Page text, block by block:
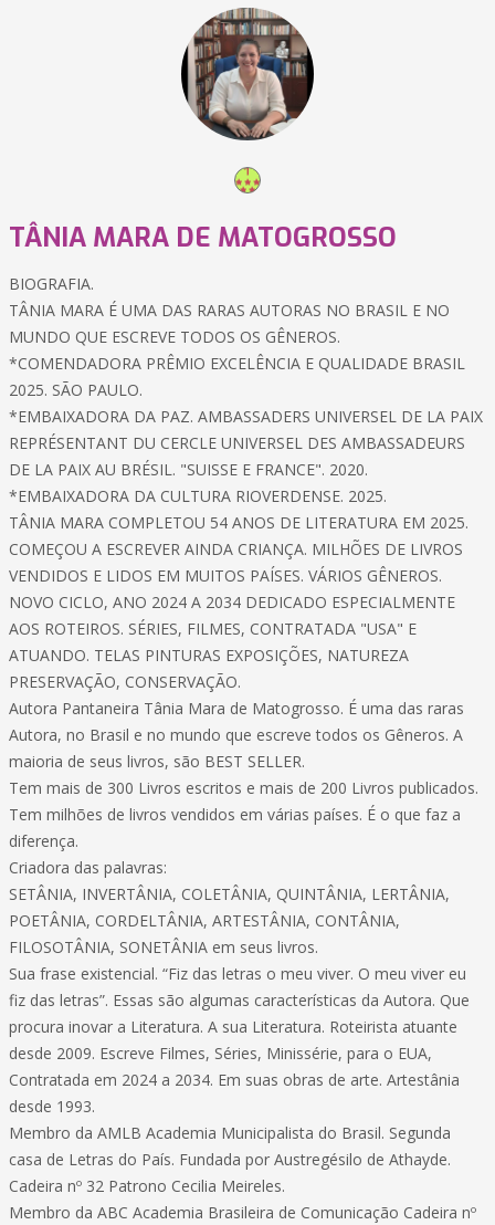
TÂNIA MARA DE MATOGROSSO
BIOGRAFIA.
TÂNIA MARA É UMA DAS RARAS AUTORAS NO BRASIL E NO
MUNDO QUE ESCREVE TODOS OS GÊNEROS.
*COMENDADORA PRÊMIO EXCELÊNCIA E QUALIDADE BRASIL
2025. SÃO PAULO.
*EMBAIXADORA DA PAZ. AMBASSADERS UNIVERSEL DE LA PAIX
REPRÉSENTANT DU CERCLE UNIVERSEL DES AMBASSADEURS
DE LA PAIX AU BRÉSIL. "SUISSE E FRANCE". 2020.
*EMBAIXADORA DA CULTURA RIOVERDENSE. 2025.
TÂNIA MARA COMPLETOU 54 ANOS DE LITERATURA EM 2025.
COMEÇOU A ESCREVER AINDA CRIANÇA. MILHÕES DE LIVROS
VENDIDOS E LIDOS EM MUITOS PAÍSES. VÁRIOS GÊNEROS.
NOVO CICLO, ANO 2024 A 2034 DEDICADO ESPECIALMENTE
AOS ROTEIROS. SÉRIES, FILMES, CONTRATADA "USA" E
ATUANDO. TELAS PINTURAS EXPOSIÇÕES, NATUREZA
PRESERVAÇÃO, CONSERVAÇÃO.
Autora Pantaneira Tânia Mara de Matogrosso. É uma das raras
Autora, no Brasil e no mundo que escreve todos os Gêneros. A
maioria de seus livros, são BEST SELLER.
Tem mais de 300 Livros escritos e mais de 200 Livros publicados.
Tem milhões de livros vendidos em várias países. É o que faz a
diferença.
Criadora das palavras:
SETÂNIA, INVERTÂNIA, COLETÂNIA, QUINTÂNIA, LERTÂNIA,
POETÂNIA, CORDELTÂNIA, ARTESTÂNIA, CONTÂNIA,
FILOSOTÂNIA, SONETÂNIA em seus livros.
Sua frase existencial. “Fiz das letras o meu viver. O meu viver eu
fiz das letras”. Essas são algumas características da Autora. Que
procura inovar a Literatura. A sua Literatura. Roteirista atuante
desde 2009. Escreve Filmes, Séries, Minissérie, para o EUA,
Contratada em 2024 a 2034. Em suas obras de arte. Artestânia
desde 1993.
Membro da AMLB Academia Municipalista do Brasil. Segunda
casa de Letras do País. Fundada por Austregésilo de Athayde.
Cadeira nº 32 Patrono Cecilia Meireles.
Membro da ABC Academia Brasileira de Comunicação Cadeira nº